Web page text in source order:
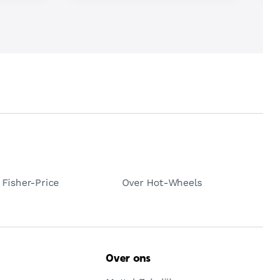
Fisher-Price Over Hot-Wheels
Over ons